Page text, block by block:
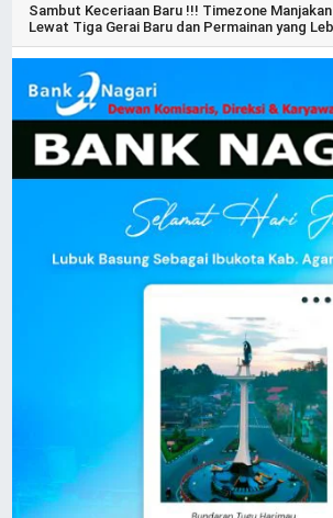
Sambut Keceriaan Baru !!! Timezone
Lewat Tiga Gerai Baru dan Permainan yang